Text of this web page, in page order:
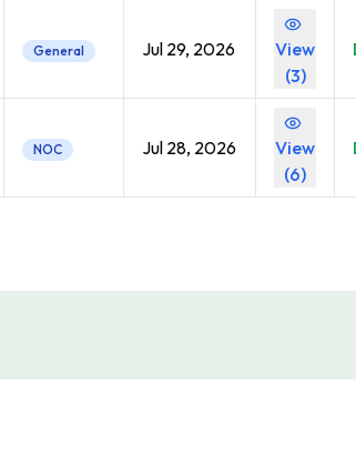
General Jul 29, 2026
View
(3)
NOC Jul 28, 2026
View
(6)